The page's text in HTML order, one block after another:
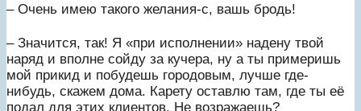
– Очень имею такого желания-с, вашь бродь!
– Значится, так! Я «при исполнении» надену твой
наряд и вполне сойду за кучера, ну а ты примеришь
мой прикид и побудешь городовым, лучше где-
нибудь, скажем дома. Карету оставлю там, где ты её
подал для этих клиентов. Не возражаешь?